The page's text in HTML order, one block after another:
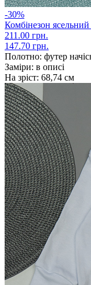
-30%
Комбінезон
211.00 грн.
147.70 грн.
Полотно: футер
Заміри: в описі
На зріст: 68,74 см